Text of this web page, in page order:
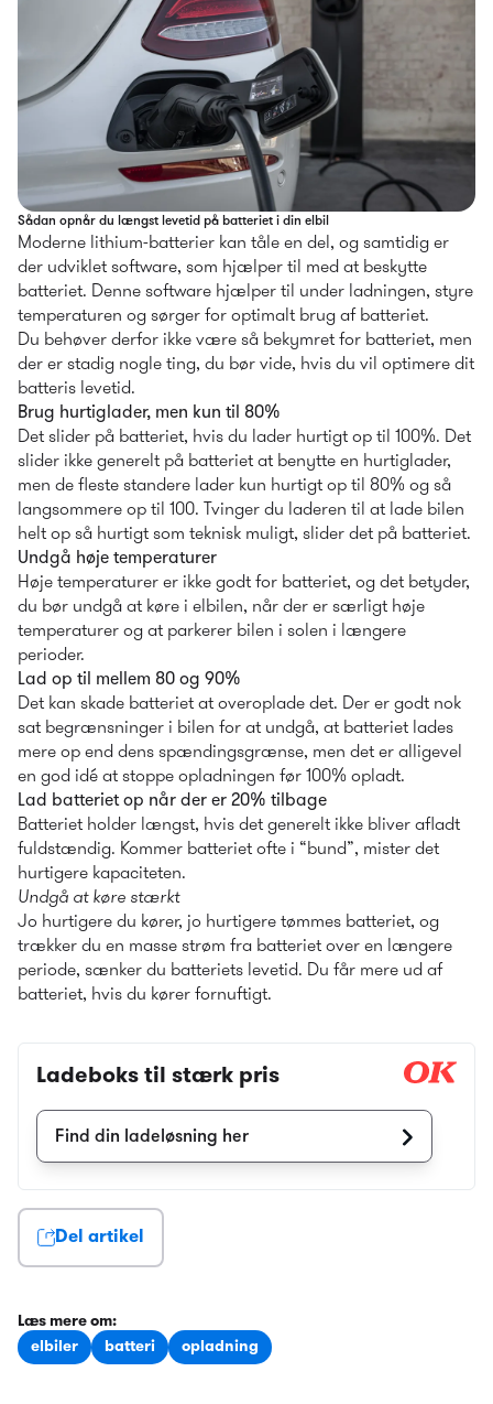
Sådan opnår du længst levetid på batteriet i din elbil
Moderne lithium-batterier kan tåle en del, og samtidig er
der udviklet software, som hjælper til med at beskytte
batteriet. Denne software hjælper til under ladningen, styre
temperaturen og sørger for optimalt brug af batteriet.
Du behøver derfor ikke være så bekymret for batteriet, men
der er stadig nogle ting, du bør vide, hvis du vil optimere dit
batteris levetid.
Brug hurtiglader, men kun til 80%
Det slider på batteriet, hvis du lader hurtigt op til 100%. Det
slider ikke generelt på batteriet at benytte en hurtiglader,
men de fleste standere lader kun hurtigt op til 80% og så
langsommere op til 100. Tvinger du laderen til at lade bilen
helt op så hurtigt som teknisk muligt, slider det på batteriet.
Undgå høje temperaturer
Høje temperaturer er ikke godt for batteriet, og det betyder,
du bør undgå at køre i elbilen, når der er særligt høje
temperaturer og at parkerer bilen i solen i længere
perioder.
Lad op til mellem 80 og 90%
Det kan skade batteriet at overoplade det. Der er godt nok
sat begrænsninger i bilen for at undgå, at batteriet lades
mere op end dens spændingsgrænse, men det er alligevel
en god idé at stoppe opladningen før 100% opladt.
Lad batteriet op når der er 20% tilbage
Batteriet holder længst, hvis det generelt ikke bliver afladt
fuldstændig. Kommer batteriet ofte i “bund”, mister det
hurtigere kapaciteten.
Undgå at køre stærkt
Jo hurtigere du kører, jo hurtigere tømmes batteriet, og
trækker du en masse strøm fra batteriet over en længere
periode, sænker du batteriets levetid. Du får mere ud af
batteriet, hvis du kører fornuftigt.
Ladeboks til stærk pris
Find din ladeløsning her
Del artikel
Læs mere om:
elbiler
batteri opladning